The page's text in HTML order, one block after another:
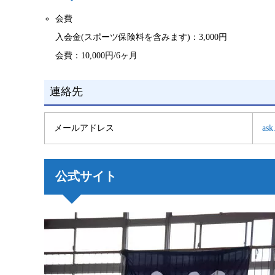
会費
入会金(スポーツ保険料を含みます)：3,000円
会費：10,000円/6ヶ月
連絡先
メールアドレス
公式サイト